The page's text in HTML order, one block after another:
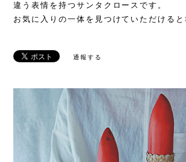
違う表情を持つサンタクロースです。
お気に入りの一体を見つけていただけると
通報する